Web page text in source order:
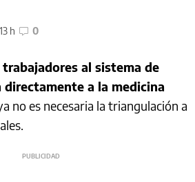
h 0
al sistema de
directamente a la medicina
no es necesaria la triangulación a